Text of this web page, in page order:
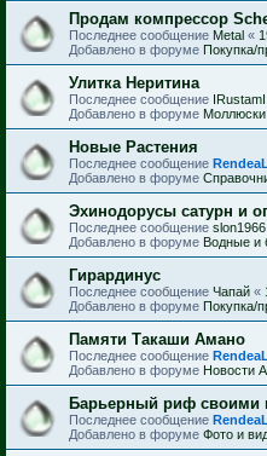
Продам компрессор
Последнее сообщение Metal «
Добавлено в форуме Покупка/
Улитка Неритина
Последнее сообщение IRustamI
Добавлено в форуме Моллюски
Новые Растения
Последнее сообщение RendeaL
Добавлено в форуме
Эхинодорусы сатурн и
Последнее сообщение slon1966
Добавлено в форуме Водные и
Гирардинус
Последнее сообщение Чапай «
Добавлено в форуме Покупка/
Памяти Такаши Амано
Последнее сообщение RendeaL
Добавлено в форуме Новости
Барьерный риф своими
Последнее сообщение RendeaL
Добавлено в форуме Фото и